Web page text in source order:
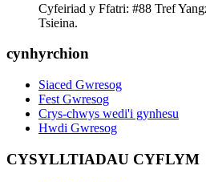
Cyfeiriad y Ffatri: #88 Tref
Tsieina.
cynhyrchion
Siaced Gwresog
Fest Gwresog
Crys-chwys wedi'i gynhesu
Hwdi Gwresog
CYSYLLTIADAU CYFLYM